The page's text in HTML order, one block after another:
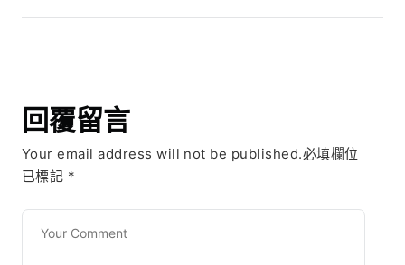
回覆留言
Your email address will not be published.必填欄位
已標記 *